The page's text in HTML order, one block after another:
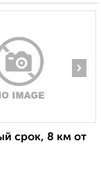
›
срок, 8 км от